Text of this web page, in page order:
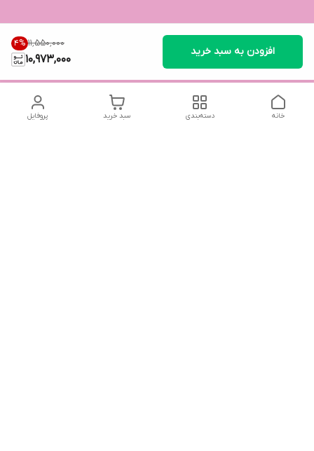
۱۱٬۵۵۰٬۰۰۰ 4%
10,973,000
افزودن به سبد خرید
پروفایل سبد خرید دسته‌بندی خانه